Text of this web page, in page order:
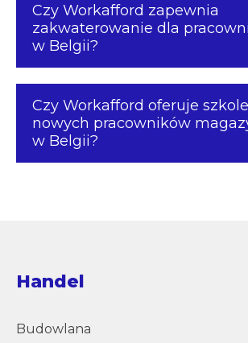
Czy Workafford zapewnia
zakwaterowanie dla
w Belgii?
Czy Workafford oferuje
nowych pracowników
w Belgii?
Handel
Budowlana